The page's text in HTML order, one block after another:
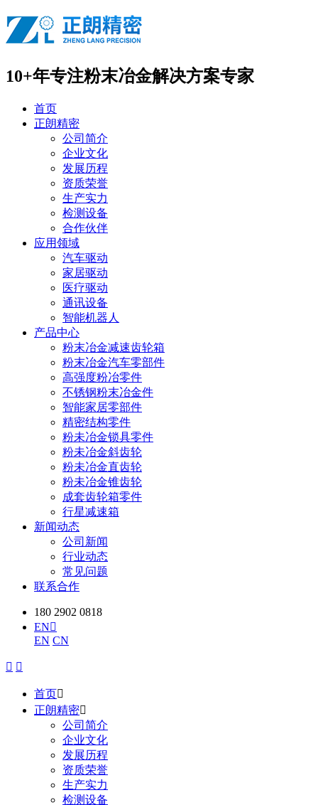
10+年专注粉末冶金解决方案专家
首页
正朗精密
公司简介
企业文化
发展历程
资质荣誉
生产实力
检测设备
合作伙伴
应用领域
汽车驱动
家居驱动
医疗驱动
通讯设备
智能机器人
产品中心
粉末冶金减速齿轮箱
粉末冶金汽车零部件
高强度粉冶零件
不锈钢粉末冶金件
智能家居零部件
精密结构零件
粉未冶金锁具零件
粉未冶金斜齿轮
粉未冶金直齿轮
粉未冶金锥齿轮
成套齿轮箱零件
行星减速箱
新闻动态
公司新闻
行业动态
常见问题
联系合作
180 2902 0818
EN
EN CN
 
首页
正朗精密
公司简介
企业文化
发展历程
资质荣誉
生产实力
检测设备